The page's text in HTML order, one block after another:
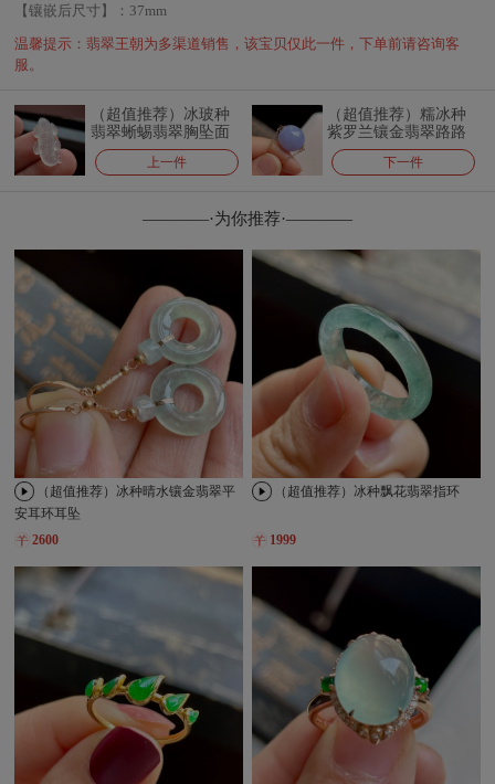
【镶嵌后尺寸】：37mm
温馨提示：翡翠王朝为多渠道销售，该宝贝仅此一件，下单前请咨询客
服。
（超值推荐）冰玻种
翡翠蜥蜴翡翠胸坠面
上一件
（超值推荐）糯冰种
紫罗兰镶金翡翠路路
通锁骨链
下一件
————·为你推荐·————
（超值推荐）冰种晴水镶金翡翠平
安耳环耳坠
2600
（超值推荐）冰种飘花翡翠指环
1999